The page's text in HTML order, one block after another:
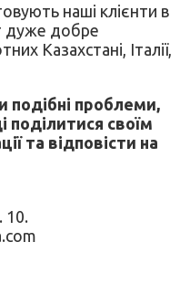
наші клієнти в
дуже добре
Казахстані, Італії,
подібні проблеми,
поділитися своїм
та відповісти на
10.